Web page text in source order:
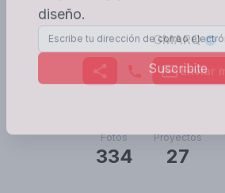
GMARQ
Enviar
Fotos
334
Proyectos
27
diseño.
Suscribite